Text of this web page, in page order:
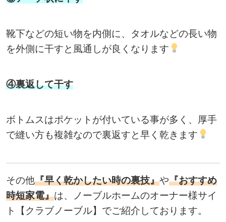
靴下などの短い物を内側に、タオルなどの長い物
を外側に干すと風通しが良くなります
④裏返して干す
ボトムスはポケットが付いている事が多く、厚手
で縫い方も複雑なので裏返すと早く乾きます
その他『早く乾かしたい時の裏技』や『おすすめ
時短家電』は、ノーブルホームのオーナー様サイ
ト【クラブノーブル】でご紹介しております。